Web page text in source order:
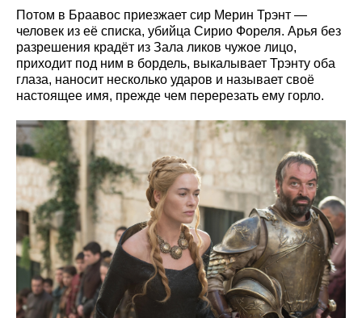
Потом в Браавос приезжает сир Мерин Трэнт —
человек из её списка, убийца Сирио Фореля. Арья без
разрешения крадёт из Зала ликов чужое лицо,
приходит под ним в бордель, выкалывает Трэнту оба
глаза, наносит несколько ударов и называет своё
настоящее имя, прежде чем перерезать ему горло.